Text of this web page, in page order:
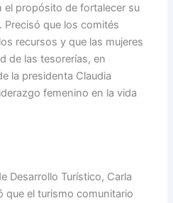
el propósito de fortalecer su
Precisó que los comités
recursos y que las mujeres
de las tesorerías, en
la presidenta Claudia
femenino en la vida
Desarrollo Turístico, Carla
que el turismo comunitario